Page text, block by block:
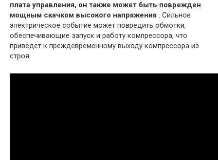
плата управления, он также может быть поврежден
мощным скачком высокого напряжения . Сильное
электрическое событие может повредить обмотки,
обеспечивающие запуск и работу компрессора, что
приведет к преждевременному выходу компрессора из
строя.